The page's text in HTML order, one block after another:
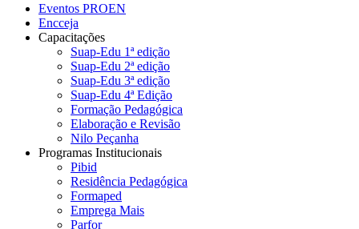
Eventos PROEN
Encceja
Capacitações
Suap-Edu 1ª edição
Suap-Edu 2ª edição
Suap-Edu 3ª edição
Suap-Edu 4ª Edição
Formação Pedagógica
Elaboração e Revisão
Nilo Peçanha
Programas Institucionais
Pibid
Residência Pedagógica
Formaped
Emprega Mais
Parfor